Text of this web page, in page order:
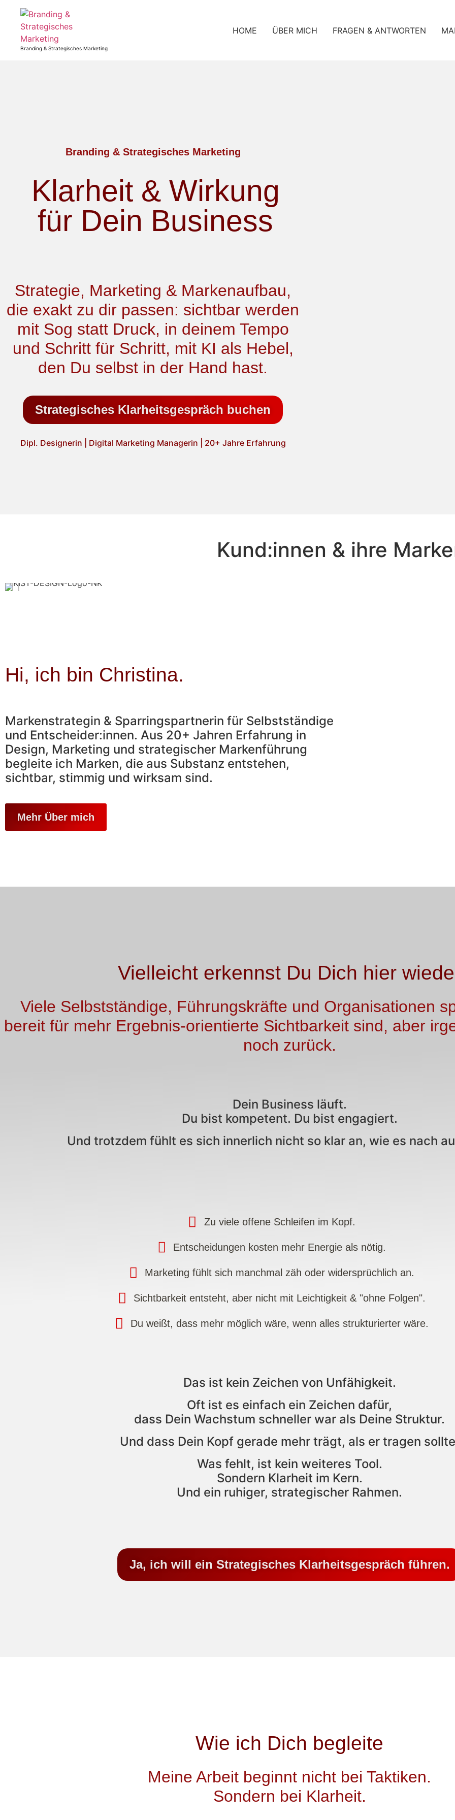
Branding & Strategisches Marketing
HOME ÜBER MICH FRAGEN & ANTWORTEN
Branding & Strategisches Marketing
Klarheit & Wirkung
für Dein Business
Strategie, Marketing & Markenaufbau,
die exakt zu dir passen: sichtbar werden
mit Sog statt Druck, in deinem Tempo
und Schritt für Schritt, mit KI als Hebel,
den Du selbst in der Hand hast.
Strategisches Klarheitsgespräch buchen
Dipl. Designerin | Digital Marketing Managerin | 20+ Jahre Erfahrung
Kund:innen & ihre
Hi, ich bin Christina.
Markenstrategin & Sparringspartnerin für Selbstständige
und Entscheider:innen. Aus 20+ Jahren Erfahrung in
Design, Marketing und strategischer Markenführung
begleite ich Marken, die aus Substanz entstehen,
sichtbar, stimmig und wirksam sind.​
Mehr Über mich
Vielleicht erkennst Du Dich hier
Viele Selbstständige, Führungskräfte und Organisationen
bereit für mehr Ergebnis-orientierte Sichtbarkeit sind, aber
noch zurück.
Dein Business läuft.
Du bist kompetent. Du bist engagiert.
Und trotzdem fühlt es sich innerlich nicht so klar an, wie es nach
Zu viele offene Schleifen im Kopf.
Entscheidungen kosten mehr Energie als nötig.
Marketing fühlt sich manchmal zäh oder widersprüchlich an.
Sichtbarkeit entsteht, aber nicht mit Leichtigkeit & "ohne Folgen".
Du weißt, dass mehr möglich wäre, wenn alles strukturierter wäre.
Das ist kein Zeichen von Unfähigkeit.
Oft ist es einfach ein Zeichen dafür,
dass Dein Wachstum schneller war als Deine Struktur.
Und dass Dein Kopf gerade mehr trägt, als er tragen
Was fehlt, ist kein weiteres Tool.
Sondern Klarheit im Kern.
Und ein ruhiger, strategischer Rahmen.
Ja, ich will ein Strategisches Klarheitsgespräch führen.
Wie ich Dich begleite
Meine Arbeit beginnt nicht bei Taktiken.
Sondern bei Klarheit.